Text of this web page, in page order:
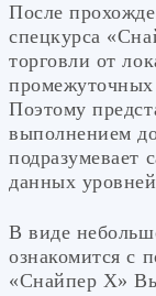
После
спецкурса
торговли от
Поэтому
выполнением
подразумевает
данных
В виде
ознакомится с
«Снайпер Х»